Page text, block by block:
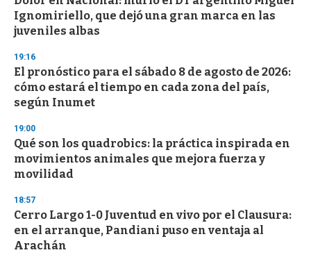
Ignomiriello, que dejó una gran marca en las
juveniles albas
19:16
El pronóstico para el sábado 8 de agosto de 2026:
cómo estará el tiempo en cada zona del país,
según Inumet
19:00
Qué son los quadrobics: la práctica inspirada en
movimientos animales que mejora fuerza y
movilidad
18:57
Cerro Largo 1-0 Juventud en vivo por el Clausura:
en el arranque, Pandiani puso en ventaja al
Arachán